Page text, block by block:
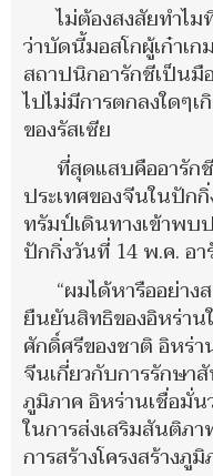
ไม่ต้องสงสัยทำไม
ว่าบัดนี้มอสโกผู้เก๋าเ
สถาปนิกอารักชีเป็นมื
ไปไม่มีการตกลงใดๆ
ของรัสเซีย
ที่สุดแสบคืออารัก
ประเทศของจีนในปัก
ทรัมป์เดินทางเข้าพบ
ปักกิ่งวันที่ 14 พ.ค. อา
“ผมได้หารืออย่าง
ยืนยันสิทธิของอิหร่าน
ศักดิ์ศรีของชาติ อิหร่
จีนเกี่ยวกับการรักษา
ภูมิภาค อิหร่านเชื่อมั่
ในการส่งเสริมสันติภ
การสร้างโครงสร้างภู